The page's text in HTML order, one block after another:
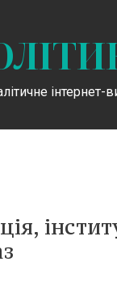
інтернет-